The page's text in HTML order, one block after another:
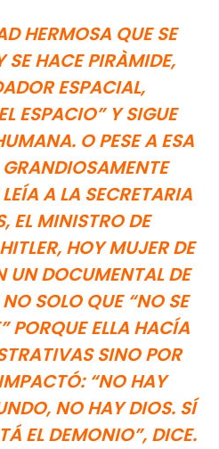
HERMOSA QUE SE
SE HACE PIRÀMIDE,
ESPACIAL,
ESPACIO” Y SIGUE
O PESE A ESA
A LA SECRETARIA
EL MINISTRO DE
HOY MUJER DE
UN DOCUMENTAL DE
SOLO QUE “NO SE
PORQUE ELLA HACÍA
SINO POR
“NO HAY
NO HAY DIOS. SÍ
EL DEMONIO”, DICE.